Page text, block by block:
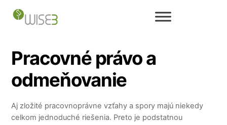
Pracovné právo a
odmeňovanie
Aj zložité pracovnoprávne vzťahy a spory majú niekedy
celkom jednoduché riešenia. Preto je podstatnou